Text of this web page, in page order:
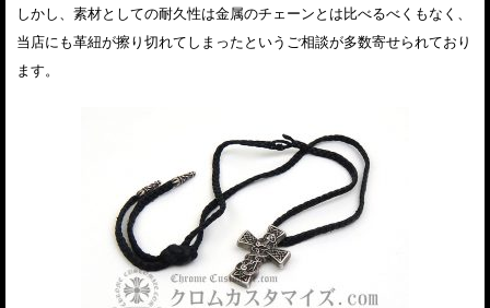
しかし、素材としての耐久性は金属のチェーンとは比べるべくもなく、
当店にも革紐が擦り切れてしまったというご相談が多数寄せられており
ます。